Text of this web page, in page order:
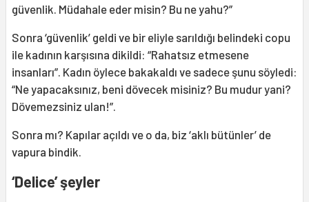
güvenlik. Müdahale eder misin? Bu ne yahu?”
Sonra ‘güvenlik’ geldi ve bir eliyle sarıldığı belindeki copu
ile kadının karşısına dikildi: “Rahatsız etmesene
insanları”. Kadın öylece bakakaldı ve sadece şunu söyledi:
“Ne yapacaksınız, beni dövecek misiniz? Bu mudur yani?
Dövemezsiniz ulan!”.
Sonra mı? Kapılar açıldı ve o da, biz ‘aklı bütünler’ de
vapura bindik.
‘Delice’ şeyler